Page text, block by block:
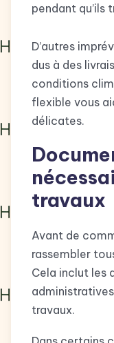
pendant qu’ils
D’autres
dus à des
conditions
flexible vous
délicates.
travaux
Avant de
rassembler
Cela inclut les
travaux.